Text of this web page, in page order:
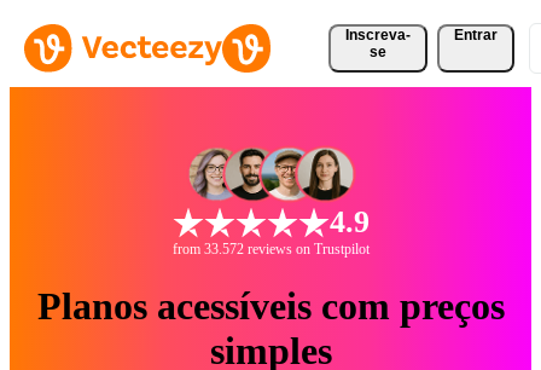
Inscreva-
se
Entrar
4.9
from 33.572 reviews on Trustpilot
Planos acessíveis com preços
simples